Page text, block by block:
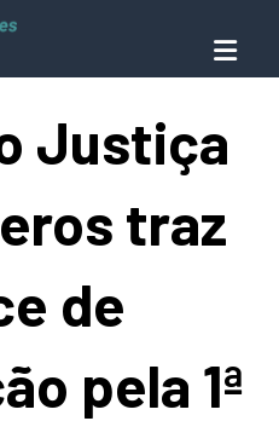
Justiça
traz
de
pela 1ª